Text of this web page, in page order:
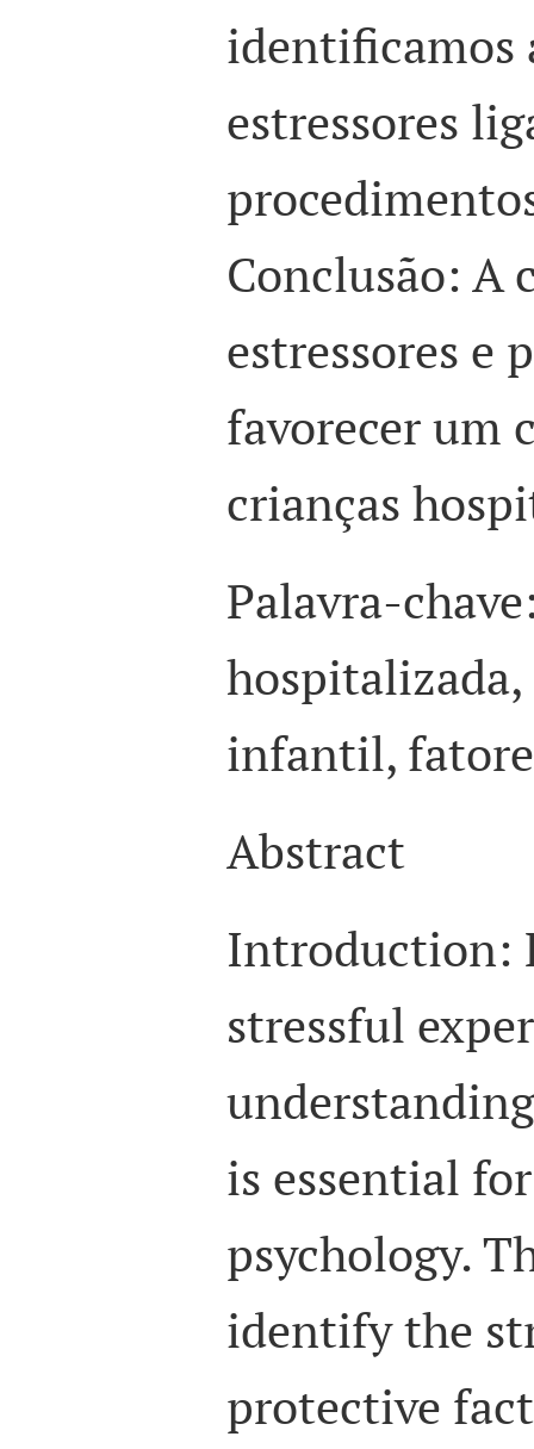
identificamos
estressores
Conclusão: A
estressores e
favorecer um
crianças
Palavra-chave
hospitalizada,
infantil,
Abstract
Introduction:
stressful
is essential
psychology.
identify the
protective